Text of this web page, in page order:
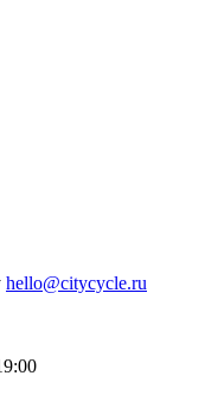
hello@citycycle.ru